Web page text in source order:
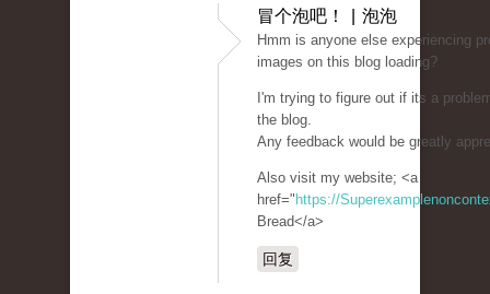
冒个泡吧！ | 泡泡
Hmm is anyone else experiencing
images on this blog loading?
I'm trying to figure out if its a
the blog.
Any feedback would be greatly
Also visit my website; <a
href=" https://
Bread</a>
回复